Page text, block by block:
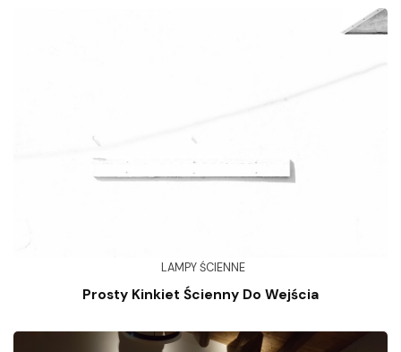
LAMPY ŚCIENNE
Prosty Kinkiet Ścienny Do Wejścia